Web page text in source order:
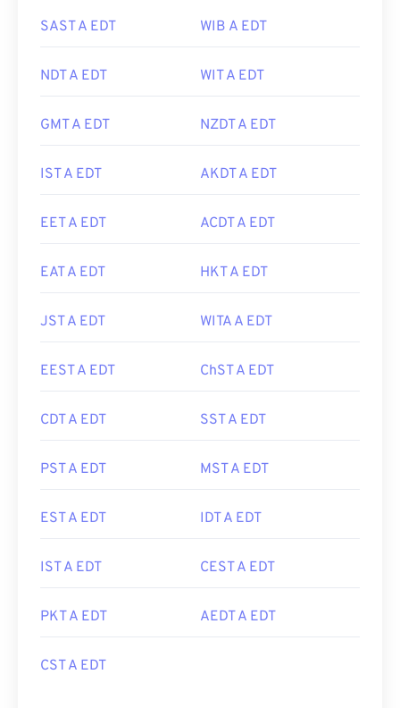
SAST A EDT WIB A EDT
NDT A EDT WIT A EDT
GMT A EDT NZDT A EDT
IST A EDT AKDT A EDT
EET A EDT ACDT A EDT
EAT A EDT HKT A EDT
JST A EDT WITA A EDT
EEST A EDT ChST A EDT
CDT A EDT SST A EDT
PST A EDT MST A EDT
EST A EDT IDT A EDT
IST A EDT CEST A EDT
PKT A EDT AEDT A EDT
CST A EDT